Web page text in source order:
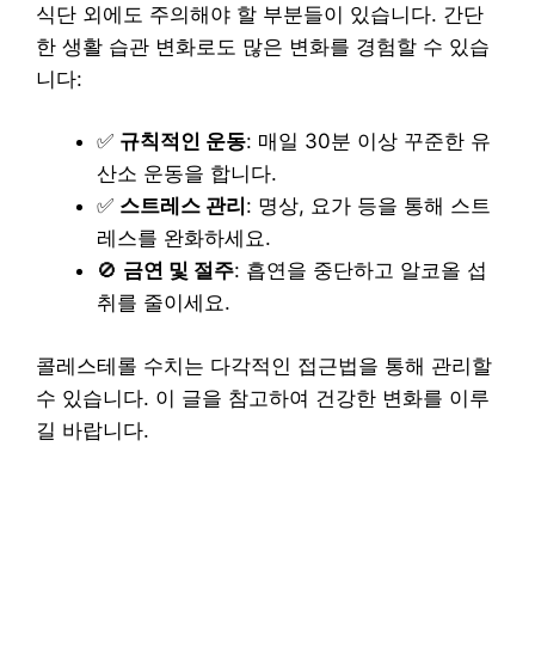
식단 외에도 주의해야 할 부분들이 있습니다. 간단
한 생활 습관 변화로도 많은 변화를 경험할 수 있습
니다:
✅ 규칙적인 운동: 매일 30분 이상 꾸준한 유
산소 운동을 합니다.
✅ 스트레스 관리 : 명상, 요가 등을 통해 스트
레스를 완화하세요.
🚫 금연 및 절주: 흡연을 중단하고 알코올 섭
취를 줄이세요.
콜레스테롤 수치는 다각적인 접근법을 통해 관리할
수 있습니다. 이 글을 참고하여 건강한 변화를 이루
길 바랍니다.